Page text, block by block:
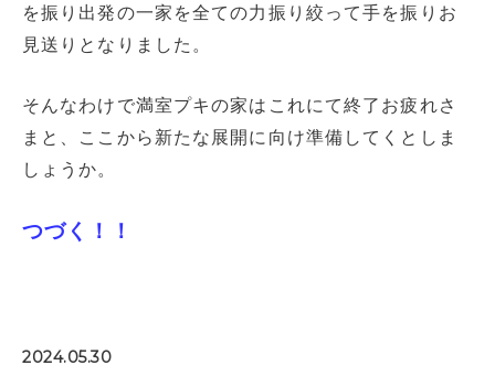
を振り出発の一家を全ての力振り絞って手を振りお
見送りとなりました。
そんなわけで満室プキの家はこれにて終了お疲れさ
まと、ここから新たな展開に向け準備してくとしま
しょうか。
つづく！！
2024.05.30